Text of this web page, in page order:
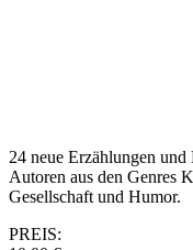
24 neue Erzählungen
Autoren aus den Genres
Gesellschaft und Humor.
PREIS: